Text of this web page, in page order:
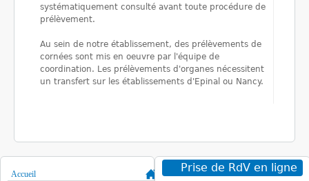
systématiquement consulté avant toute procédure de
prélèvement.
Au sein de notre établissement, des prélèvements de
cornées sont mis en oeuvre par l'équipe de
coordination. Les prélèvements d'organes nécessitent
un transfert sur les établissements d'Epinal ou Nancy.
Accueil Prise de RdV en ligne